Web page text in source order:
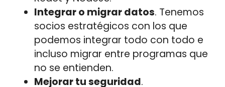
Integrar o migrar datos. Tenemos
socios estratégicos con los que
podemos integrar todo con todo e
incluso migrar entre programas que
no se entienden.
Mejorar tu seguridad.